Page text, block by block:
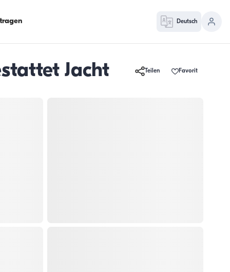
Deutsch
Jacht Teilen Favorit